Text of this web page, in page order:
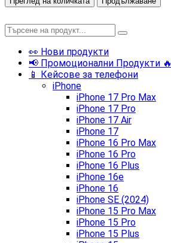
👀 Нови продукти
📢 Промоционални Продукти 🔥
📱 Кейсове за телефони
iPhone
iPhone 17 Pro Max
iPhone 17 Pro
iPhone 17 Air
iPhone 17
iPhone 16 Pro Max
iPhone 16 Pro
iPhone 16 Plus
iPhone 16e
iPhone 16
iPhone SE (2024)
iPhone 15 Pro Max
iPhone 15 Pro
iPhone 15 Plus